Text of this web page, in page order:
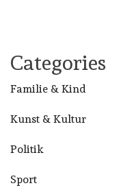
Categories
Familie & Kind
Kunst & Kultur
Politik
Sport